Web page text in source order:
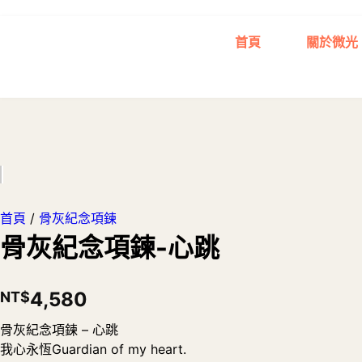
首頁 關於微光
首頁 / 骨灰紀念項鍊
骨灰紀念項鍊-心跳
NT$4,580
骨灰紀念項鍊 – 心跳
我心永恆Guardian of my heart.